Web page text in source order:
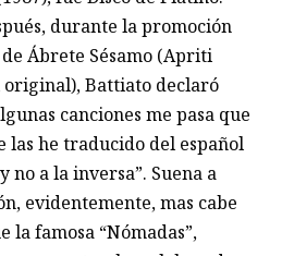
durante la promoción
de Ábrete Sésamo (Apriti
original), Battiato declaró
canciones me pasa que
las he traducido del español
no a la inversa”. Suena a
evidentemente, mas cabe
la famosa “Nómadas”,